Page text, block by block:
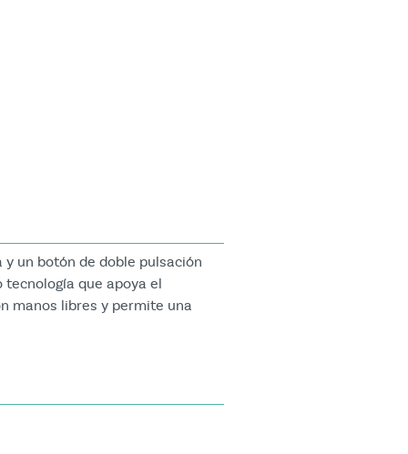
un botón de doble pulsación
que apoya el
manos libres y permite una